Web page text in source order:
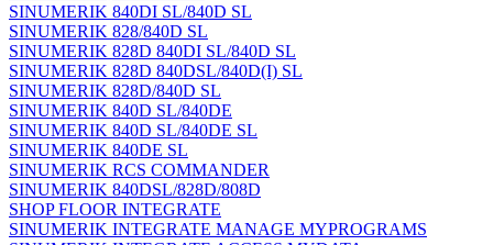
SINUMERIK 840DI SL/840D SL
SINUMERIK 828/840D SL
SINUMERIK 828D 840DI SL/840D SL
SINUMERIK 828D 840DSL/840D(I) SL
SINUMERIK 828D/840D SL
SINUMERIK 840D SL/840DE
SINUMERIK 840D SL/840DE SL
SINUMERIK 840DE SL
SINUMERIK RCS COMMANDER
SINUMERIK 840DSL/828D/808D
SHOP FLOOR INTEGRATE
SINUMERIK INTEGRATE MANAGE MYPROGRAMS